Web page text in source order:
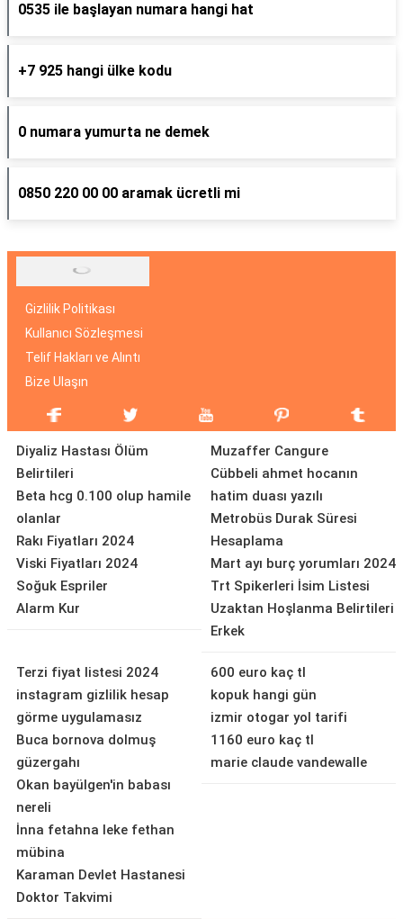
0535 ile başlayan numara hangi hat
+7 925 hangi ülke kodu
0 numara yumurta ne demek
0850 220 00 00 aramak ücretli mi
Gizlilik Politikası
Kullanıcı Sözleşmesi
Telif Hakları ve Alıntı
Bize Ulaşın
Diyaliz Hastası Ölüm
Belirtileri
Beta hcg 0.100 olup hamile
olanlar
Rakı Fiyatları 2024
Viski Fiyatları 2024
Soğuk Espriler
Alarm Kur
Muzaffer Cangure
Cübbeli ahmet hocanın
hatim duası yazılı
Metrobüs Durak Süresi
Hesaplama
Mart ayı burç yorumları 2024
Trt Spikerleri İsim Listesi
Uzaktan Hoşlanma Belirtileri
Erkek
Terzi fiyat listesi 2024
instagram gizlilik hesap
görme uygulamasız
Buca bornova dolmuş
güzergahı
Okan bayülgen'in babası
nereli
İnna fetahna leke fethan
mübina
Karaman Devlet Hastanesi
Doktor Takvimi
600 euro kaç tl
kopuk hangi gün
izmir otogar yol tarifi
1160 euro kaç tl
marie claude vandewalle